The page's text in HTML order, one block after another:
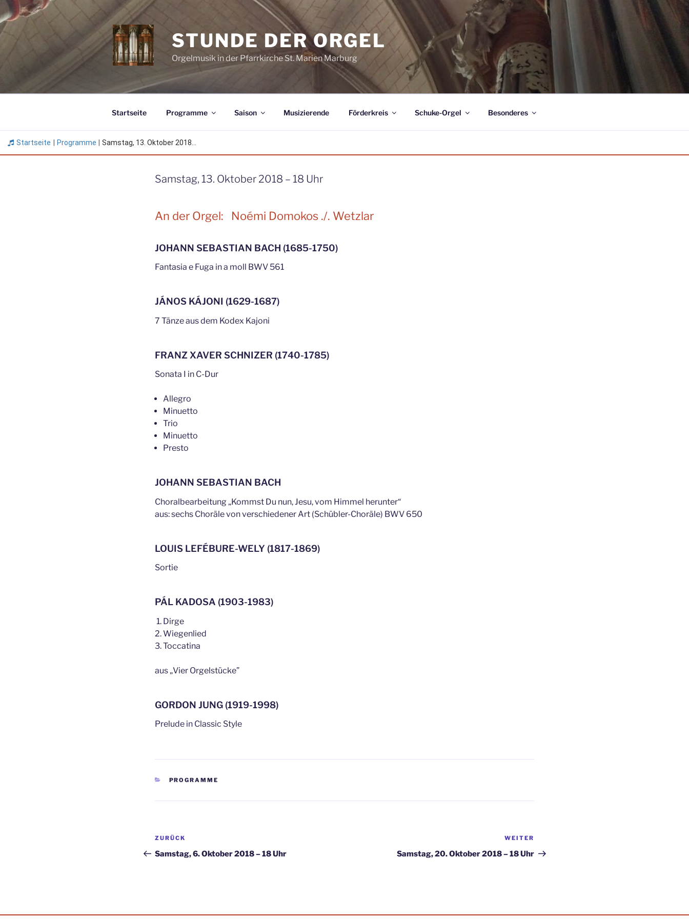
Zum
Inhalt
springen
STUNDE DER ORGEL
Orgelmusik in der Pfarrkirche St. Marien Marburg
Startseite Programme Saison Musizierende Förderkreis Schuke-Orgel Besonderes
Startseite Programme Samstag, 13. Oktober 2018...
Samstag, 13. Oktober 2018 – 18 Uhr
An der Orgel: Noémi Domokos ./. Wetzlar
JOHANN SEBASTIAN BACH (1685-1750)
Fantasia e Fuga in a moll BWV 561
JÁNOS KÁJONI (1629-1687)
7 Tänze aus dem Kodex Kajoni
FRANZ XAVER SCHNIZER (1740-1785)
Sonata I in C-Dur
Allegro
Minuetto
Trio
Minuetto
Presto
JOHANN SEBASTIAN BACH
Choralbearbeitung „Kommst Du nun, Jesu, vom Himmel herunter“
aus: sechs Choräle von verschiedener Art (Schübler-Choräle) BWV 650
LOUIS LEFÉBURE-WELY (1817-1869)
Sortie
PÁL KADOSA (1903-1983)
Dirge
Wiegenlied
Toccatina
aus „Vier Orgelstücke”
GORDON JUNG (1919-1998)
Prelude in Classic Style
KATEGORIEN
PROGRAMME
Beitragsnavigation
Vorheriger
Beitrag
ZURÜCK
Samstag, 6. Oktober 2018 – 18 Uhr
Beitrag
WEITER
Samstag, 20. Oktober 2018 – 18 Uhr